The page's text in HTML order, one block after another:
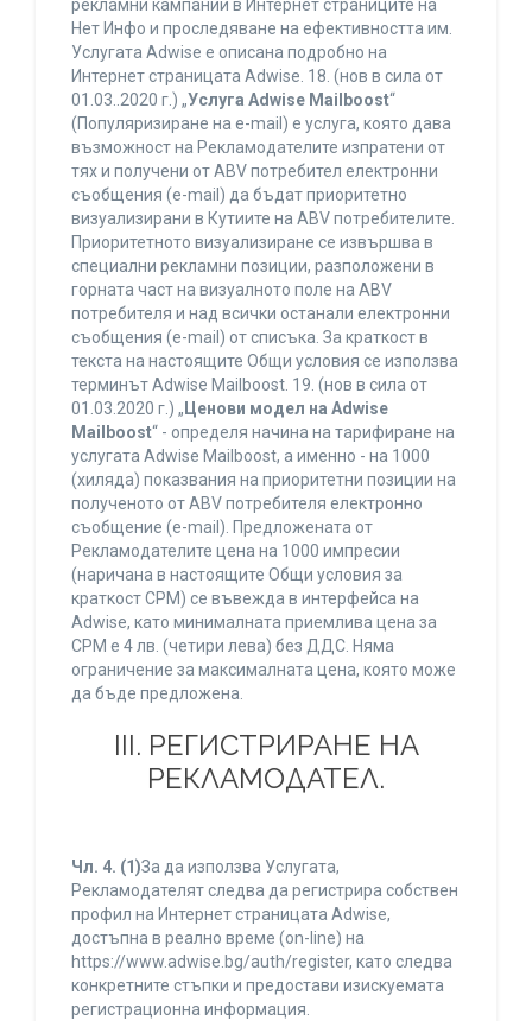
рекламни кампании в Интернет страниците на
Нет Инфо и проследяване на ефективността им.
Услугата Adwise е описана подробно на
Интернет страницата Adwise. 18. (нов в сила от
01.03..2020 г.) „Услуга Adwise Mailboost“
(Популяризиране на e-mail) е услуга, която дава
възможност на Рекламодателите изпратени от
тях и получени от ABV потребител електронни
съобщения (e-mail) да бъдат приоритетно
визуализирани в Кутиите на ABV потребителите.
Приоритетното визуализиране се извършва в
специални рекламни позиции, разположени в
горната част на визуалното поле на ABV
потребителя и над всички останали електронни
съобщения (e-mail) от списъка. За краткост в
текста на настоящите Общи условия се използва
терминът Adwise Mailboost. 19. (нов в сила от
01.03.2020 г.) „ Ценови модел на Adwise
Mailboost“ - определя начина на тарифиране на
услугата Adwise Mailboost, а именно - на 1000
(хиляда) показвания на приоритетни позиции на
полученото от ABV потребителя електронно
съобщение (e-mail). Предложената от
Рекламодателите цена на 1000 импресии
(наричана в настоящите Общи условия за
краткост CPM) се въвежда в интерфейса на
Adwise, като минималната приемлива цена за
CPM е 4 лв. (четири лева) без ДДС. Няма
ограничение за максималната цена, която може
да бъде предложена.
ІІІ. РЕГИСТРИРАНЕ НА
РЕКЛАМОДАТЕЛ.
Чл. 4. (1)За да използва Услугата,
Рекламодателят следва да регистрира собствен
профил на Интернет страницата Adwise,
достъпна в реално време (on-line) на
https://www.adwise.bg/auth/register, като следва
конкретните стъпки и предостави изискуемата
регистрационна информация.